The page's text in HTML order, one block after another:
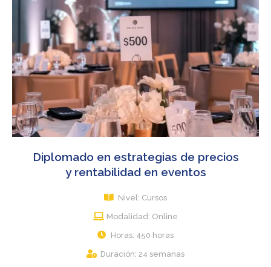
Diplomado en estrategias de precios
y rentabilidad en eventos
Nivel: Cursos
Modalidad: Online
Horas: 450 horas
Duración: 24 semanas